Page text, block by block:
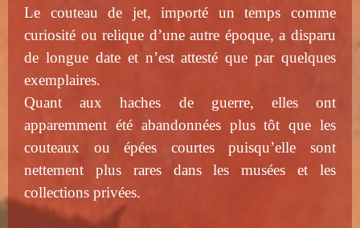
Le couteau de jet, importé un temps comme
curiosité ou relique d’une autre époque, a disparu
de longue date et n’est attesté que par quelques
exemplaires.
Quant aux haches de guerre, elles ont
apparemment été abandonnées plus tôt que les
couteaux ou épées courtes puisqu’elle sont
nettement plus rares dans les musées et les
collections privées.